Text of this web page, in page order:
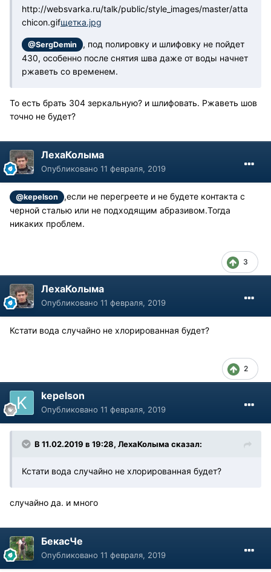
http://websvarka.ru/talk/public/style_images/master/atta
chicon.gifщетка.jpg
@SergDemin
, под полировку и шлифовку не пойдет
430, особенно после снятия шва даже от воды начнет
ржаветь со временем.
То есть брать 304 зеркальную? и шлифовать. Ржаветь шов
точно не будет?
ЛехаКолыма
Опубликовано 11 февраля, 2019
@kepelson
,если не перегреете и не будете контакта с
черной сталью или не подходящим абразивом.Тогда
никаких проблем.
3
ЛехаКолыма
Опубликовано 11 февраля, 2019
Кстати вода случайно не хлорированная будет?
2
kepelson
Опубликовано 11 февраля, 2019
В 11.02.2019 в 19:28, ЛехаКолыма сказал:
Кстати вода случайно не хлорированная будет?
случайно да. и много
БекасЧе
Опубликовано 11 февраля, 2019